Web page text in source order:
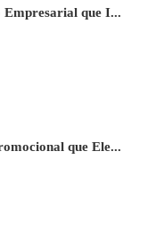
Empresarial que I...
que Ele...